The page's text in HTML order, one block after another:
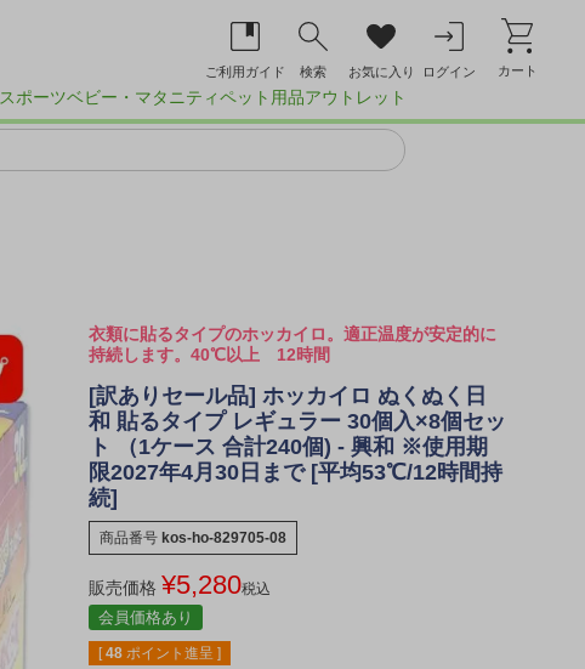
ご利用ガイド 検索 お気に入り ログイン カート
スポーツベビー・マタニティペット用品アウトレット
衣類に貼るタイプのホッカイロ。適正温度が安定的に
持続します。40℃以上 12時間
[訳ありセール品] ホッカイロ ぬくぬく日
和 貼るタイプ レギュラー 30個入×8個セッ
ト （1ケース 合計240個) - 興和 ※使用期
限2027年4月30日まで [平均53℃/12時間持
続]
商品番号 kos-ho-829705-08
販売価格 ¥5,280税込
会員価格あり
[ 48 ポイント進呈 ]